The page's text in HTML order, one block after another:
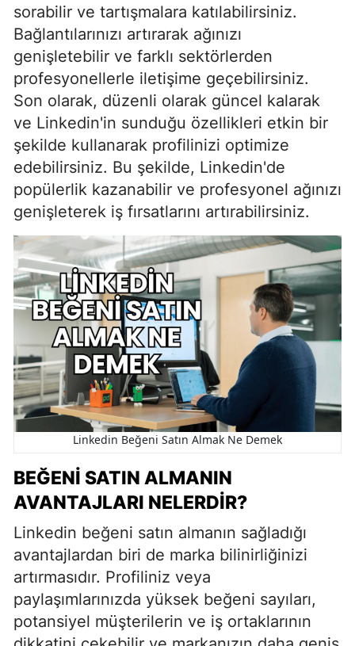
sorabilir ve tartışmalara katılabilirsiniz.
Bağlantılarınızı artırarak ağınızı
genişletebilir ve farklı sektörlerden
profesyonellerle iletişime geçebilirsiniz.
Son olarak, düzenli olarak güncel kalarak
ve Linkedin'in sunduğu özellikleri etkin bir
şekilde kullanarak profilinizi optimize
edebilirsiniz. Bu şekilde, Linkedin'de
popülerlik kazanabilir ve profesyonel ağınızı
genişleterek iş fırsatlarını artırabilirsiniz.
Linkedin Beğeni Satın Almak Ne Demek
BEĞENI SATIN ALMANIN
AVANTAJLARI NELERDIR?
Linkedin beğeni satın almanın sağladığı
avantajlardan biri de marka bilinirliğinizi
artırmasıdır. Profiliniz veya
paylaşımlarınızda yüksek beğeni sayıları,
potansiyel müşterilerin ve iş ortaklarının